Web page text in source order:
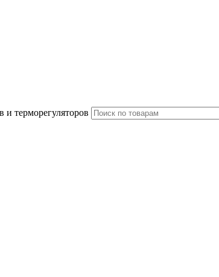
и терморегуляторов